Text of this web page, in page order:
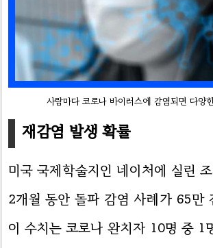
사람마다 코로나 바이러스에 감염되면 다양
재감염 발생 확률
미국 국제학술지인 네이처에 실린
2개월 동안 돌파 감염 사례가 65만
이 수치는 코로나 완치자 10명 중 1